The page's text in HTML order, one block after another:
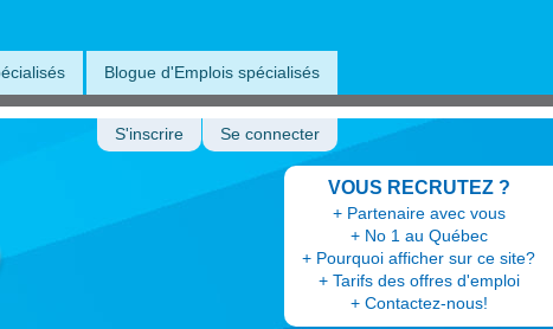
Blogue d'Emplois spécialisés
VOUS RECRUTEZ ?
+ Partenaire avec vous
+ No 1 au Québec
+ Pourquoi afficher sur ce site?
+ Tarifs des offres d'emploi
+ Contactez-nous!
S'inscrire Se connecter